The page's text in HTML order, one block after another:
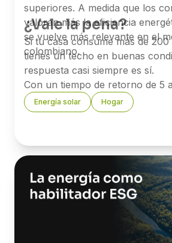
superiores. A medida que los
valoran más la eficiencia
se vuelve más relevante en el
colombiano.
¿Vale la pena?
Si tu casa consume más de
tienes un techo en buenas
respuesta casi siempre es sí.
Con un tiempo de retorno de 5
vida útil garantizada de 25 años,
solares son una de las pocas
pagan solas y siguen
El primer paso es saber
puedes ahorrar en tu caso. En
inicial y la visita técnica son sin
Energía solar Hogar